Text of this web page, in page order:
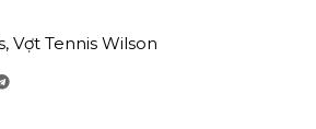
, Vợt Tennis Wilson